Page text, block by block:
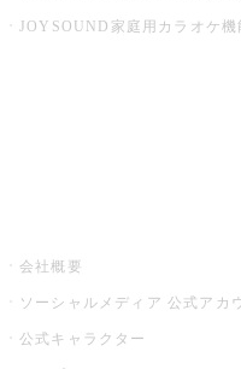
JOYSOUND家庭用カラオケ機
会社概要
ソーシャルメディア 公式アカ
公式キャラクター